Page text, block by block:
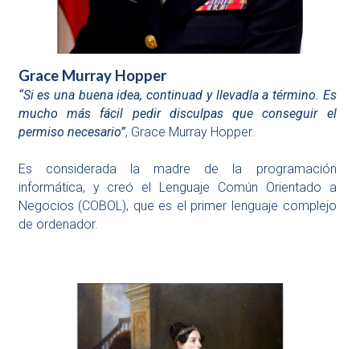
Grace Murray Hopper
“Si es una buena idea, continuad y llevadla a término. Es
mucho más fácil pedir disculpas que conseguir el
permiso necesario”, Grace Murray Hopper.
Es considerada la madre de la programación
informática, y creó el Lenguaje Común Orientado a
Negocios (COBOL), que es el primer lenguaje complejo
de ordenador.